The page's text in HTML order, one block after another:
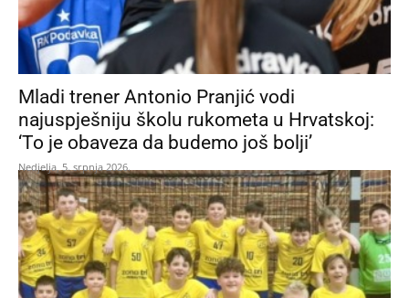
Mladi trener Antonio Pranjić vodi
najuspješniju školu rukometa u Hrvatskoj:
‘To je obaveza da budemo još bolji’
Nedjelja, 5. srpnja 2026.